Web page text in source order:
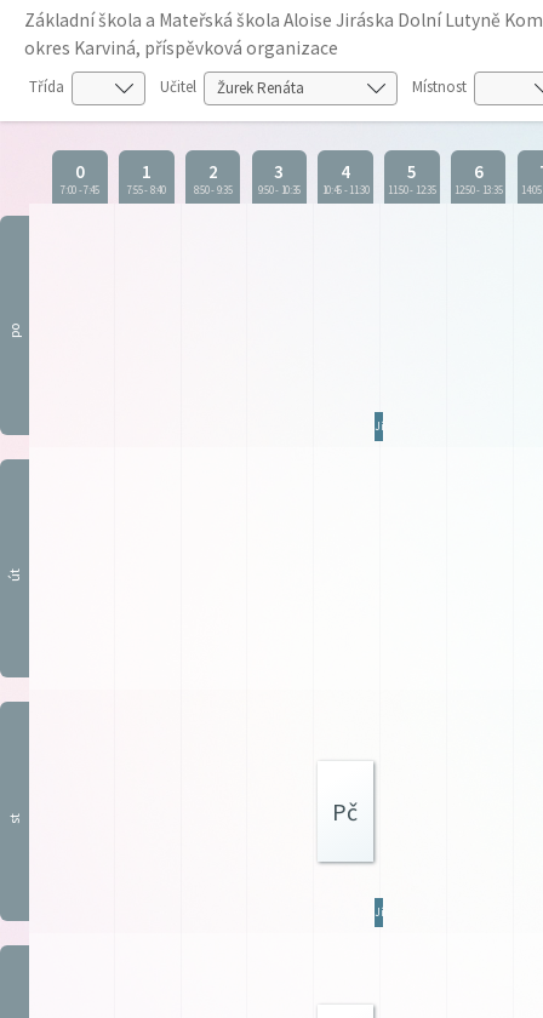
Základní škola a Mateřská škola Aloise Jiráska Dolní Lutyně
okres Karviná, příspěvková organizace
Třída Učitel Místnost
0
7:00-7:45
1
7:55-8:40
2
8:50-9:35
3
9:50- 10:35
4
10:45-11:30
5
11:50- 12:35
6
12:50- 13:35 14:05
po
JídZ
út
st Pč
JídZ